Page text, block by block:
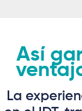
Así
La